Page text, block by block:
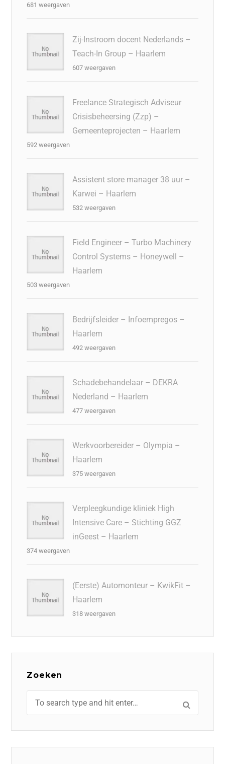
681 weergaven
Zij-Instroom docent Nederlands –
Teach-In Group – Haarlem
607 weergaven
Freelance Strategisch Adviseur
Crisisbeheersing (Zzp) –
Gemeenteprojecten – Haarlem
592 weergaven
Assistent store manager 38 uur –
Karwei – Haarlem
532 weergaven
Field Engineer – Turbo Machinery
Control Systems – Honeywell –
Haarlem
503 weergaven
Bedrijfsleider – Infoempregos –
Haarlem
492 weergaven
Schadebehandelaar – DEKRA
Nederland – Haarlem
477 weergaven
Werkvoorbereider – Olympia –
Haarlem
375 weergaven
Verpleegkundige kliniek High
Intensive Care – Stichting GGZ
inGeest – Haarlem
374 weergaven
(Eerste) Automonteur – KwikFit –
Haarlem
318 weergaven
Zoeken